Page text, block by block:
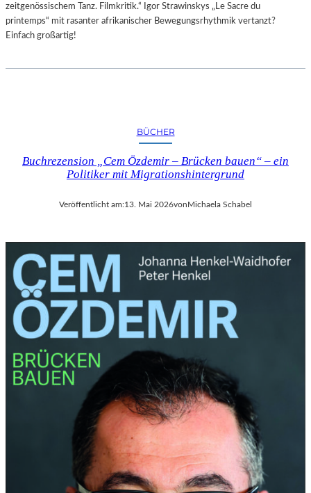
zeitgenössischem Tanz. Filmkritik.“ Igor Strawinskys „Le Sacre du
printemps“ mit rasanter afrikanischer Bewegungsrhythmik vertanzt?
Einfach großartig!
BÜCHER
Buchrezension „Cem Özdemir – Brücken bauen“ – ein
Politiker mit Migrationshintergrund
Veröffentlicht am:13. Mai 2026vonMichaela Schabel